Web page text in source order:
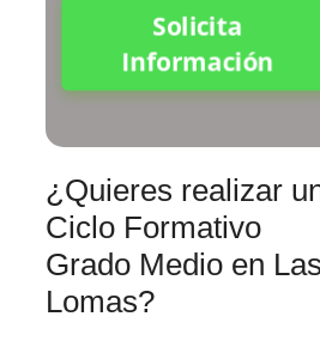
Solicita
Información
¿Quieres realizar
Ciclo Formativo
Grado Medio en Las
Lomas?